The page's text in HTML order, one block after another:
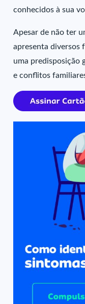
conhecidos à sua
Apesar de não ter
apresenta diversos
uma predisposição
e conflitos